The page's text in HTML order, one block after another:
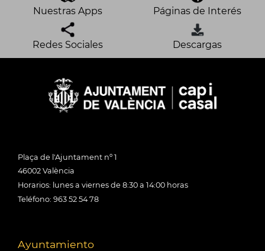
Nuestras Apps Páginas de Interés
Redes Sociales Descargas
Plaça de l'Ajuntament nº 1
46002 València
Horarios: lunes a viernes de 8:30 a 14:00 horas
Teléfono: 963 52 54 78
Ayuntamiento